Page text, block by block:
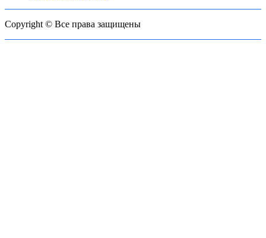
Copyright © Все права защищены